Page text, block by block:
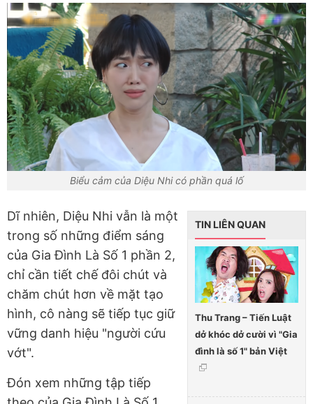
Biểu cảm của Diệu Nhi có phần quá lố
TIN LIÊN QUAN
Thu Trang – Tiến Luật
dở khóc dở cười vì "Gia
đình là số 1" bản Việt
Dĩ nhiên, Diệu Nhi vẫn là một
trong số những điểm sáng
của Gia Đình Là Số 1 phần 2,
chỉ cần tiết chế đôi chút và
chăm chút hơn về mặt tạo
hình, cô nàng sẽ tiếp tục giữ
vững danh hiệu "người cứu
vớt".
Đón xem những tập tiếp